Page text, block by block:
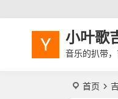
小叶歌
音乐的扒带，
首页